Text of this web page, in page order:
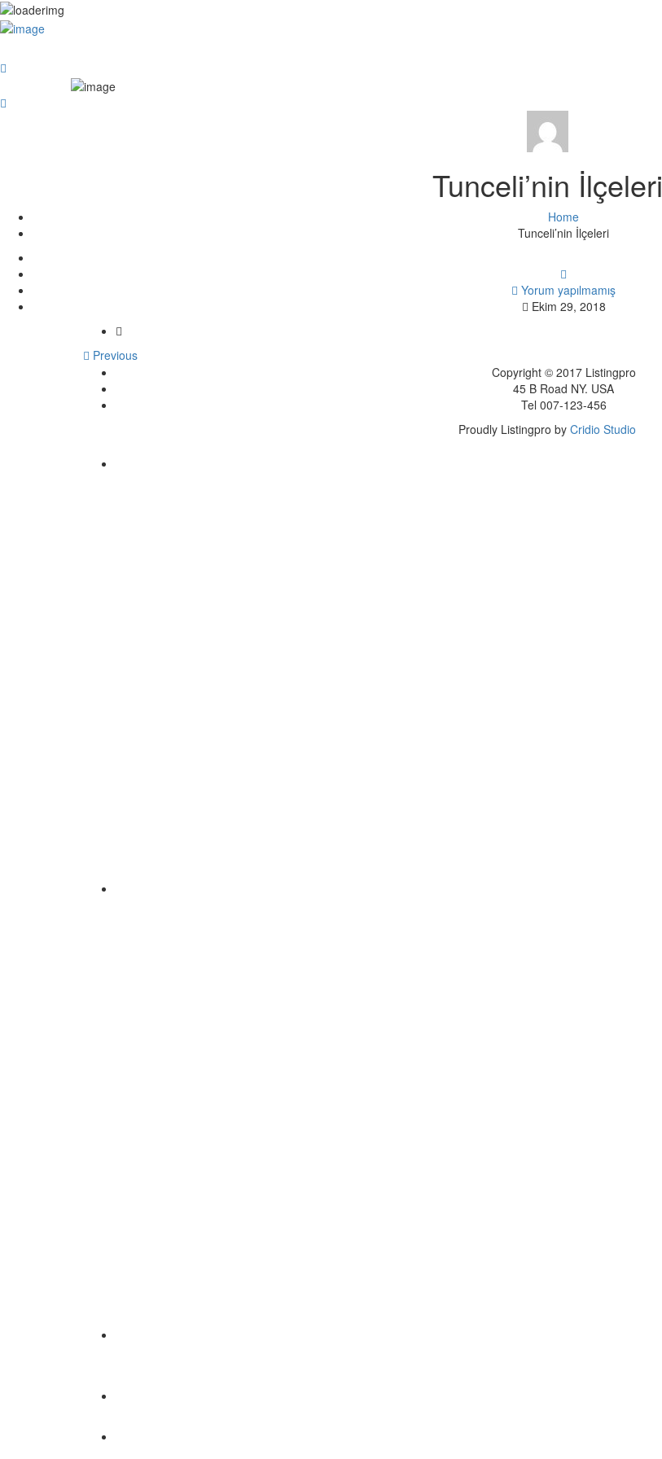
Sign In
Tunceli’nin İlçeleri
Home
Tunceli’nin İlçeleri
Yorum yapılmamış
Ekim 29, 2018
Previous
Copyright © 2017 Listingpro
45 B Road NY. USA
Tel 007-123-456
Proudly Listingpro by Cridio Studio